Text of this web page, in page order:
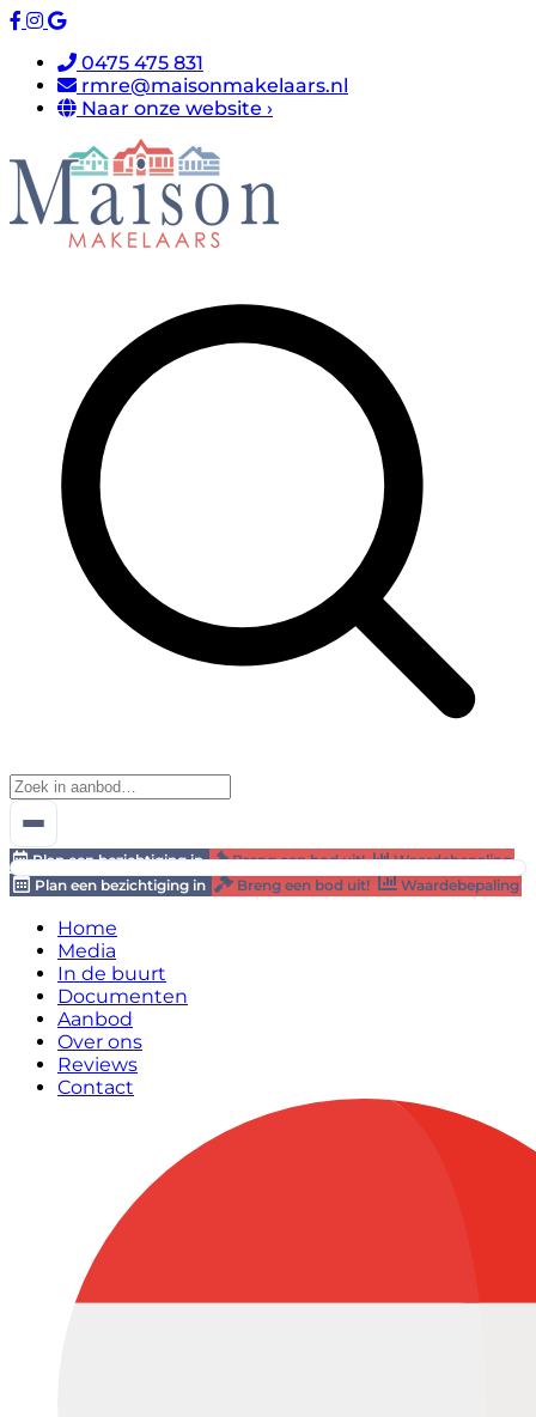
0475 475 831
rmre@maisonmakelaars.nl
Naar onze website ›
Plan een bezichtiging in Breng een bod uit!
Waardebepaling
Plan een bezichtiging in
Breng een bod uit! Waardebepaling
Home
Media
In de buurt
Documenten
Aanbod
Over ons
Reviews
Contact